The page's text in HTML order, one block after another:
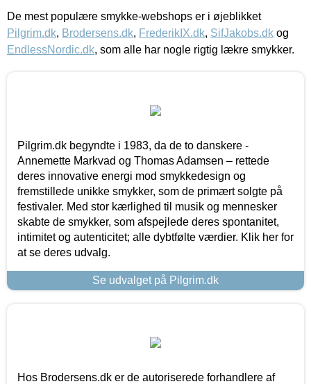
De mest populære smykke-webshops er i øjeblikket
Pilgrim.dk, Brodersens.dk, FrederikIX.dk, SifJakobs.dk og
EndlessNordic.dk, som alle har nogle rigtig lækre smykker.
Pilgrim.dk begyndte i 1983, da de to danskere -
Annemette Markvad og Thomas Adamsen – rettede
deres innovative energi mod smykkedesign og
fremstillede unikke smykker, som de primært solgte på
festivaler. Med stor kærlighed til musik og mennesker
skabte de smykker, som afspejlede deres spontanitet,
intimitet og autenticitet; alle dybtfølte værdier. Klik her for
at se deres udvalg.
Se udvalget på Pilgrim.dk
Hos Brodersens.dk er de autoriserede forhandlere af